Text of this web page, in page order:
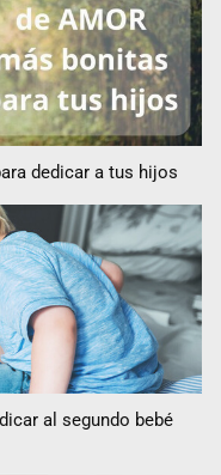
dedicar a tus hijos
al segundo bebé